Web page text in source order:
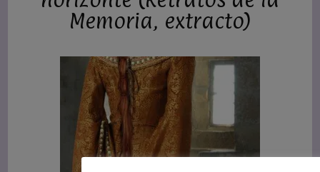
Memoria, extracto)